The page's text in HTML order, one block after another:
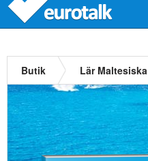
Butik Lär Maltesiska